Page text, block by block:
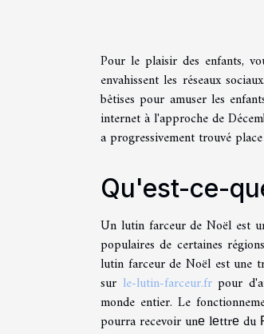
Pour le plaisir des enfants,
envahissent les réseaux
bêtises pour amuser les
internet à l'approche de
a progressivement trouvé
Qu'est-ce-
Un lutin farceur de Noël est
populaires de certaines
lutin farceur de Noël est une
sur le-lutin-farceur.frpour
monde entier. Le
pourra recevoir unе lеttrе du